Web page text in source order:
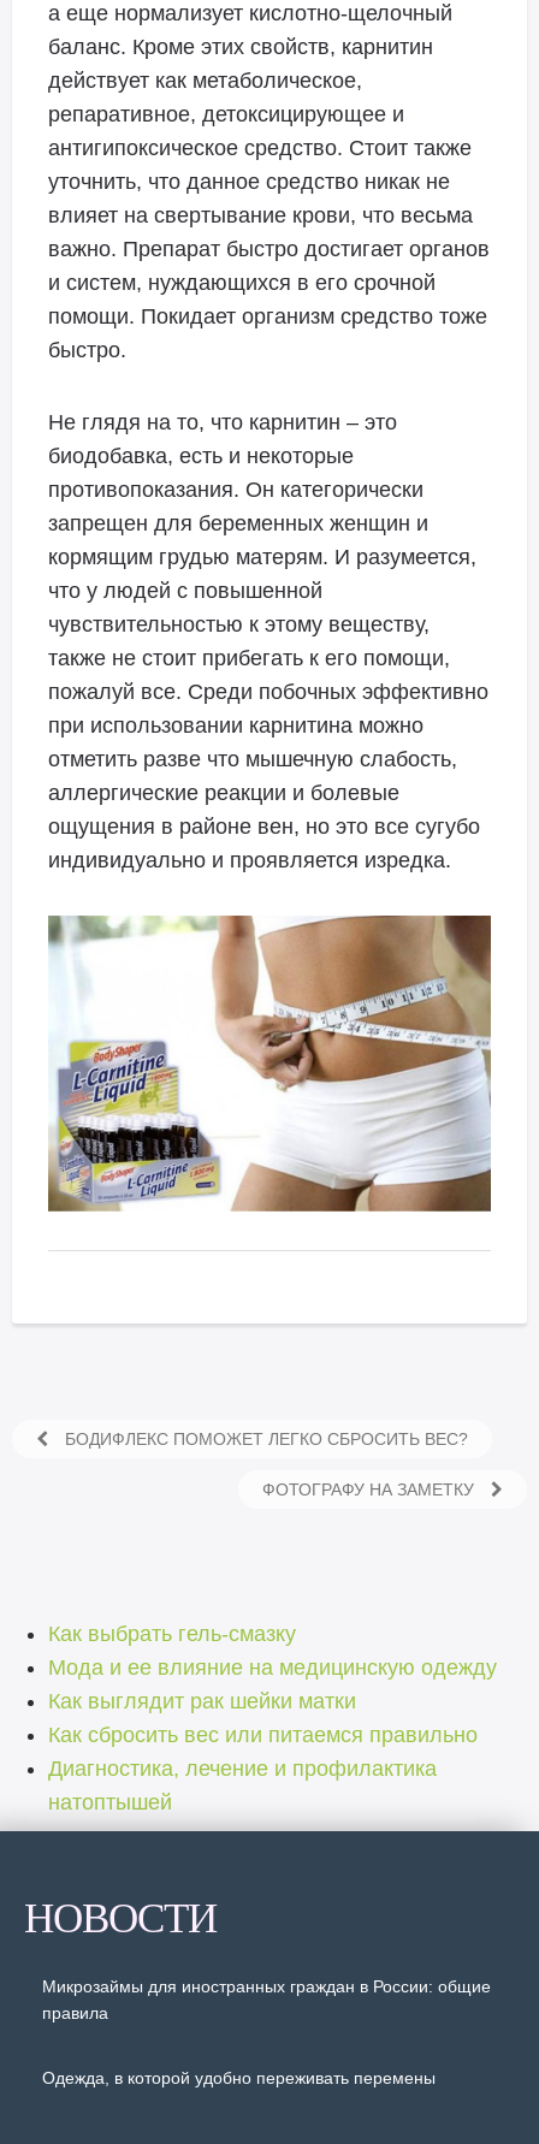
а еще нормализует кислотно-щелочный
баланс. Кроме этих свойств, карнитин
действует как метаболическое,
репаративное, детоксицирующее и
антигипоксическое средство. Стоит также
уточнить, что данное средство никак не
влияет на свертывание крови, что весьма
важно. Препарат быстро достигает органов
и систем, нуждающихся в его срочной
помощи. Покидает организм средство тоже
быстро.
Не глядя на то, что карнитин – это
биодобавка, есть и некоторые
противопоказания. Он категорически
запрещен для беременных женщин и
кормящим грудью матерям. И разумеется,
что у людей с повышенной
чувствительностью к этому веществу,
также не стоит прибегать к его помощи,
пожалуй все. Среди побочных эффективно
при использовании карнитина можно
отметить разве что мышечную слабость,
аллергические реакции и болевые
ощущения в районе вен, но это все сугубо
индивидуально и проявляется изредка.
БОДИФЛЕКС ПОМОЖЕТ ЛЕГКО СБРОСИТЬ ВЕС?
ФОТОГРАФУ НА ЗАМЕТКУ
Как выбрать гель-смазку
Мода и ее влияние на медицинскую одежду
Как выглядит рак шейки матки
Как сбросить вес или питаемся правильно
Диагностика, лечение и профилактика
натоптышей
НОВОСТИ
Микрозаймы для иностранных граждан в России: общие
правила
Одежда, в которой удобно переживать перемены